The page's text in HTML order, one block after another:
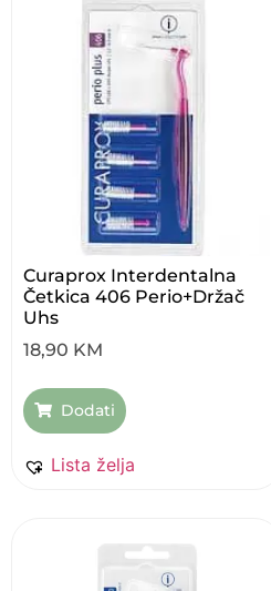
Curaprox Interdentalna
Četkica 406 Perio+držač
Uhs
18,90 KM
Dodati
Lista želja